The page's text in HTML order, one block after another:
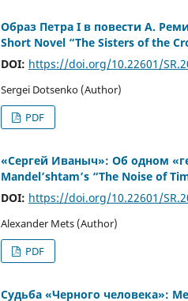
Образ Петра I в повести А.
Short Novel “The Sisters of the
DOI: https://doi.org/10.22601/
Sergei Dotsenko (Author)
PDF
«Сергей Иваныч»: Об одном
Mandel’shtam’s “The Noise of
DOI: https://doi.org/10.22601/
Alexander Mets (Author)
PDF
Судьба «Черного человека»: